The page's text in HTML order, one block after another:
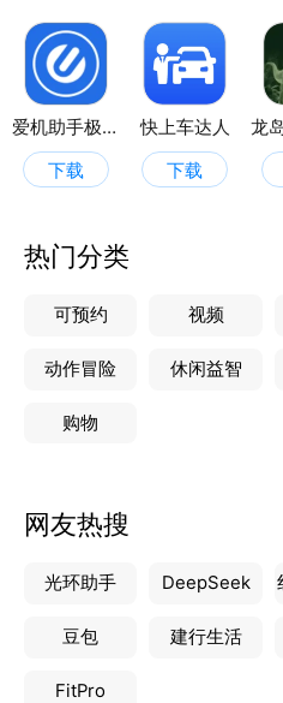
爱机助手极速版
下载
快上车达人
下载
热门分类
可预约 视频
动作冒险 休闲益智
购物
网友热搜
光环助手 DeepSeek
豆包 建行生活
FitPro